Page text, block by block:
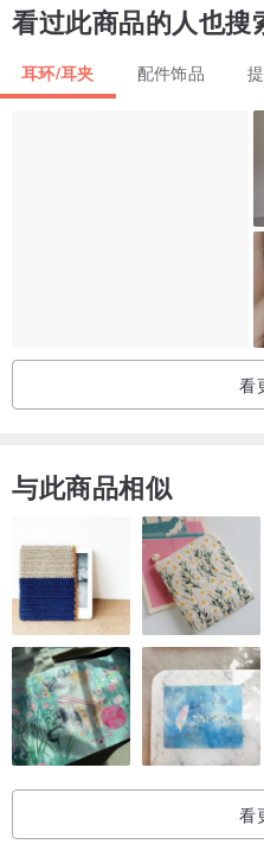
【品牌】FUKUDA JEWELRY，始
【材质】10K 黄金
【制造地】日本
10K黄金、天然Akoya珍珠
看过此商品的人也搜
耳环/耳夹 配件饰品
看
与此商品相似
看